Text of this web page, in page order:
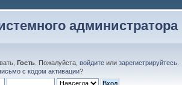
администратора
Гость . Пожалуйста, войдите или зарегистрируйтесь
с кодом активации?